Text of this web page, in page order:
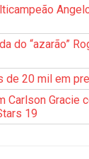
do “azarão”
de 20 mil em
Carlson Gracie
19